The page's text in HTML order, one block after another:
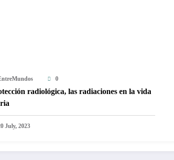
0
radiológica, las radiaciones en la vida
July, 2023